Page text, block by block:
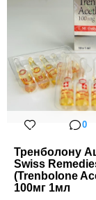
0
Тренболону
Swiss
(Trenbolone
100мг 1мл